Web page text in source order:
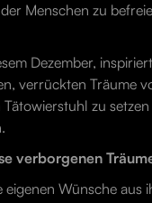
Menschen zu
Dezember,
verrückten Träume
zu
verborgenen
eigenen Wünsche